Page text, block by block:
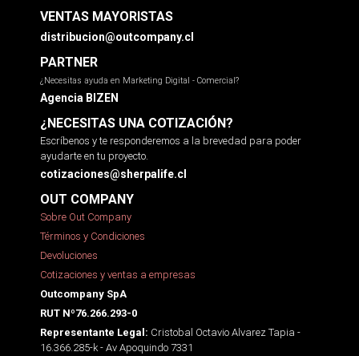
VENTAS MAYORISTAS
distribucion@outcompany.cl
PARTNER
¿Necesitas ayuda en Marketing Digital - Comercial?
Agencia BIZEN
¿NECESITAS UNA COTIZACIÓN?
Escríbenos y te responderemos a la brevedad para poder
ayudarte en tu proyecto.
cotizaciones@sherpalife.cl
OUT COMPANY
Sobre Out Company
Términos y Condiciones
Devoluciones
Cotizaciones y ventas a empresas
Outcompany SpA
RUT Nº76.266.293-0
Representante Legal: Cristobal Octavio Alvarez Tapia -
16.366.285-k - Av Apoquindo 7331